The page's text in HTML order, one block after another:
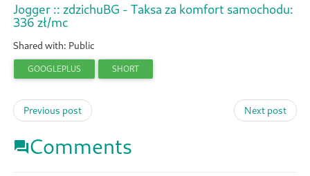
Jogger :: zdzichuBG - Taksa za komfort samochodu:
336 zł/mc
Shared with: Public
GOOGLEPLUS SHORT
Previous post Next post
Comments